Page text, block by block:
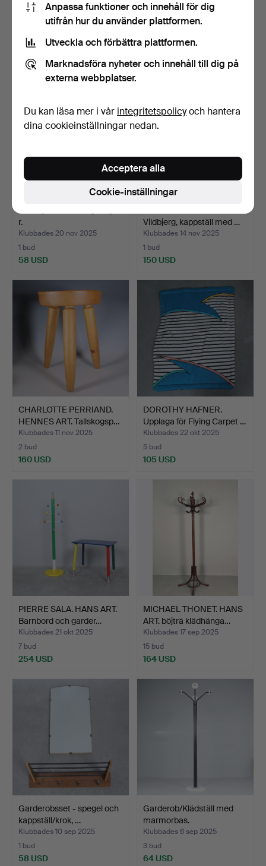
HANS GUGELOT. för Habit,
Gugelot sängram m…
4 bud
461 USD
HANS GUGELOT. för Habit,
Gugelot sängram m…
3 bud
461 USD
r.
Klubbades 20 nov 2025
1 bud
58 USD
Vildbjerg, kappställ med …
Klubbades 14 nov 2025
1 bud
150 USD
CHARLOTTE PERRIAND.
HENNES ART. Tallskogsp…
Klubbades 11 nov 2025
2 bud
160 USD
DOROTHY HAFNER.
Upplaga för Flying Carpet …
Klubbades 22 okt 2025
5 bud
105 USD
PIERRE SALA. HANS ART.
Barnbord och garder…
Klubbades 21 okt 2025
7 bud
254 USD
MICHAEL THONET. HANS
ART. böjträ klädhänga…
Klubbades 17 sep 2025
15 bud
164 USD
Garderobsset - spegel och
kappställ/krok, …
Klubbades 10 sep 2025
1 bud
58 USD
Garderob/Klädställ med
marmorbas.
Klubbades 6 sep 2025
3 bud
64 USD
Anpassa funktioner och innehåll för dig
utifrån hur du använder plattformen.
Utveckla och förbättra plattformen.
Marknadsföra nyheter och innehåll till dig på
externa webbplatser.
Du kan läsa mer i vår integritetspolicyoch hantera
dina cookieinställningar nedan.
Cookie-inställningar
Acceptera alla